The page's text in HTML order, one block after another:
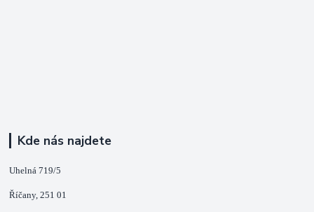
Kde nás najdete
Uhelná 719/5
Říčany, 251 01